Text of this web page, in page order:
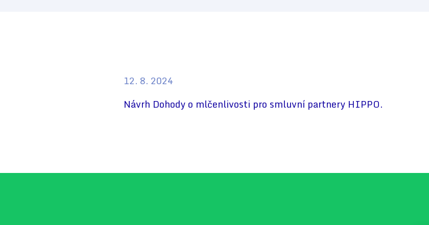
12. 8. 2024
Návrh Dohody o mlčenlivosti pro smluvní partnery HIPPO.